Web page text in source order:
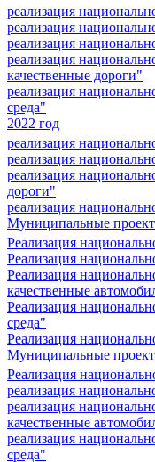
реализация
реализация
реализация
реализация
качественные дороги"
реализация
среда"
2022 год
реализация
реализация
реализация
дороги"
реализация
Муниципальные
Реализация
Реализация
Реализация
качественные
Реализация
среда"
Реализация
Муниципальные
Реализация
реализация
реализация
качественные
реализация
среда"